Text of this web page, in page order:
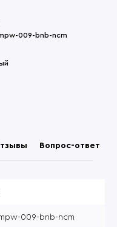
009-bnb-ncm
Вопрос-ответ
009-bnb-ncm